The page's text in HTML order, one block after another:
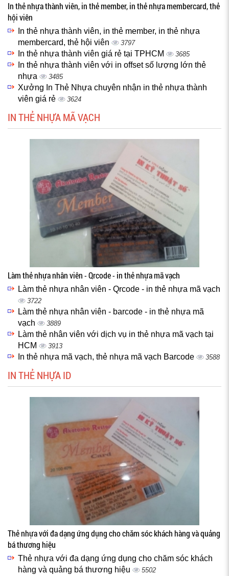
In thẻ nhựa thành viên, in thẻ member, in thẻ nhựa membercard, thẻ
hội viên
In thẻ nhựa thành viên, in thẻ member, in thẻ nhựa
membercard, thẻ hội viên
3797
In thẻ nhựa thành viên giá rẻ tại TPHCM 3685
In thẻ nhựa thành viên với in offset số lượng lớn thẻ
nhựa
3485
Xưởng In Thẻ Nhựa chuyên nhận in thẻ nhựa thành
viên giá rẻ
3624
IN THẺ NHỰA MÃ VẠCH
Làm thẻ nhựa nhân viên - Qrcode - in thẻ nhựa mã vạch
Làm thẻ nhựa nhân viên - Qrcode - in thẻ nhựa mã vạch
3722
Làm thẻ nhựa nhân viên - barcode - in thẻ nhựa mã
vạch
3889
Làm thẻ nhân viên với dịch vụ in thẻ nhựa mã vạch tại
HCM
3913
In thẻ nhựa mã vạch, thẻ nhựa mã vạch Barcode 3588
IN THẺ NHỰA ID
Thẻ nhựa với đa dạng ứng dụng cho chăm sóc khách hàng và quảng
bá thương hiệu
Thẻ nhựa với đa dạng ứng dụng cho chăm sóc khách
hàng và quảng bá thương hiệu
5502